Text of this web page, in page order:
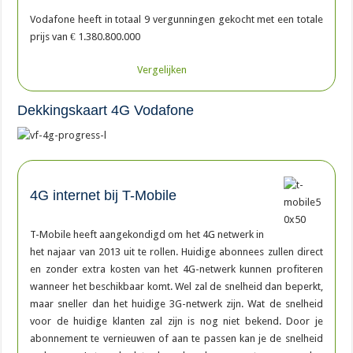
Vodafone heeft in totaal 9 vergunningen gekocht met een totale
prijs van € 1.380.800.000
Vergelijken
Dekkingskaart 4G Vodafone
4G internet bij T-Mobile
T-Mobile heeft aangekondigd om het 4G netwerk in
het najaar van 2013 uit te rollen. Huidige abonnees zullen direct
en zonder extra kosten van het 4G-netwerk kunnen profiteren
wanneer het beschikbaar komt. Wel zal de snelheid dan beperkt,
maar sneller dan het huidige 3G-netwerk zijn. Wat de snelheid
voor de huidige klanten zal zijn is nog niet bekend. Door je
abonnement te vernieuwen of aan te passen kan je de snelheid